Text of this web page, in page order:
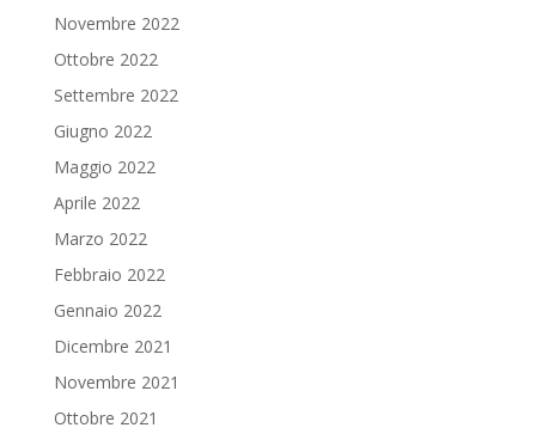
Novembre 2022
Ottobre 2022
Settembre 2022
Giugno 2022
Maggio 2022
Aprile 2022
Marzo 2022
Febbraio 2022
Gennaio 2022
Dicembre 2021
Novembre 2021
Ottobre 2021